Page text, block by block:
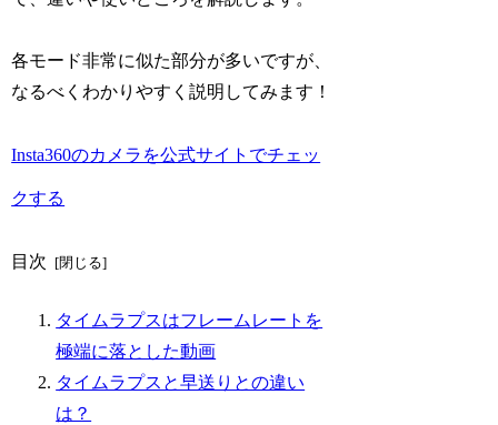
各モード非常に似た部分が多いですが、
なるべくわかりやすく説明してみます！
Insta360のカメラを公式サイトでチェッ
クする
目次
タイムラプスはフレームレートを
極端に落とした動画
タイムラプスと早送りとの違い
は？